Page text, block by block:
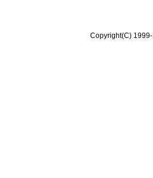
Copyright(C)